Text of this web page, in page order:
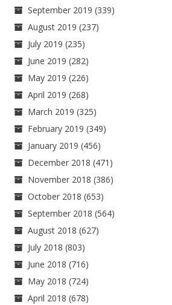
September 2019 (339)
August 2019 (237)
July 2019 (235)
June 2019 (282)
May 2019 (226)
April 2019 (268)
March 2019 (325)
February 2019 (349)
January 2019 (456)
December 2018 (471)
November 2018 (386)
October 2018 (653)
September 2018 (564)
August 2018 (627)
July 2018 (803)
June 2018 (716)
May 2018 (724)
April 2018 (678)